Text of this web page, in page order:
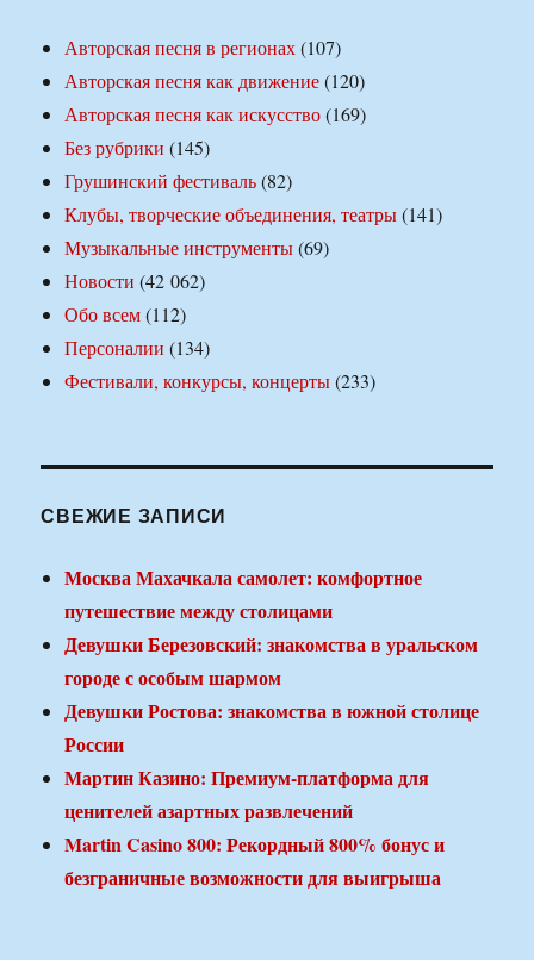
Авторская песня в регионах(107)
Авторская песня как движение(120)
Авторская песня как искусство(169)
Без рубрики (145)
Грушинский фестиваль(82)
Клубы, творческие объединения, театры(141)
Музыкальные инструменты(69)
Новости (42 062)
Обо всем(112)
Персоналии (134)
Фестивали, конкурсы, концерты(233)
СВЕЖИЕ ЗАПИСИ
Москва Махачкала самолет: комфортное
путешествие между столицами
Девушки Березовский: знакомства в уральском
городе с особым шармом
Девушки Ростова: знакомства в южной столице
России
Мартин Казино: Премиум-платформа для
ценителей азартных развлечений
Martin Casino 800: Рекордный 800% бонус и
безграничные возможности для выигрыша